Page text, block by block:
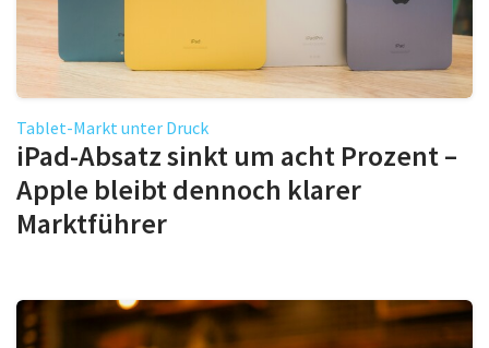
Tablet-Markt unter Druck
iPad-Absatz sinkt um acht Prozent –
Apple bleibt dennoch klarer
Marktführer